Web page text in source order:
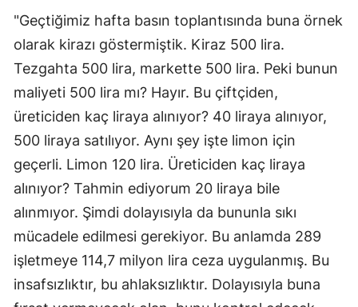
"Geçtiğimiz hafta basın toplantısında buna örnek
olarak kirazı göstermiştik. Kiraz 500 lira.
Tezgahta 500 lira, markette 500 lira. Peki bunun
maliyeti 500 lira mı? Hayır. Bu çiftçiden,
üreticiden kaç liraya alınıyor? 40 liraya alınıyor,
500 liraya satılıyor. Aynı şey işte limon için
geçerli. Limon 120 lira. Üreticiden kaç liraya
alınıyor? Tahmin ediyorum 20 liraya bile
alınmıyor. Şimdi dolayısıyla da bununla sıkı
mücadele edilmesi gerekiyor. Bu anlamda 289
işletmeye 114,7 milyon lira ceza uygulanmış. Bu
insafsızlıktır, bu ahlaksızlıktır. Dolayısıyla buna